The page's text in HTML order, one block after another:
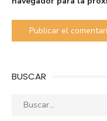
BUSCAR
Buscar: